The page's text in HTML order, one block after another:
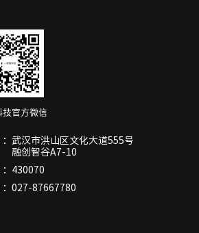
技官方微信
武汉市洪山区文化大道555号
融创智谷A7-10
430070
027-87667780